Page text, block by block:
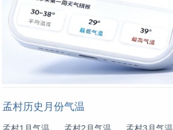
孟村历史月份气温
孟村1月气温 孟村2月气温 孟村3月气温